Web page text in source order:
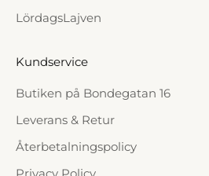
LördagsLajven
Kundservice
Butiken på Bondegatan 16
Leverans & Retur
Återbetalningspolicy